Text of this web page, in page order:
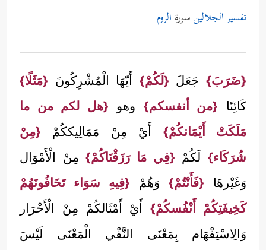
تفسير الجلالينسورة الروم
{ضَرَبَ}جَعَلَ {لَكُمْ} أَيّهَا الْمُشْرِكُونَ {مَثَلًا}
كَائِنًا {من أنفسكم} وهو {هل لكم من ما
مَلَكَتْ أَيْمَانكُمْ} أَيْ مِنْ مَمَالِيككُمْ {مِنْ
شُرَكَاء}لَكُمْ {فِي مَا رَزَقْنَاكُمْ}مِنْ الْأَمْوَال
وَغَيْرهَا {فَأَنْتُمْ} وَهُمْ {فِيهِ سَوَاء تَخَافُونَهُمْ
كَخِيفَتِكُمْ أَنْفُسكُمْ}أَيْ أَمْثَالكُمْ مِنْ الْأَحْرَار
وَالِاسْتِفْهَام بِمَعْنَى النَّفْي الْمَعْنَى لَيْسَ